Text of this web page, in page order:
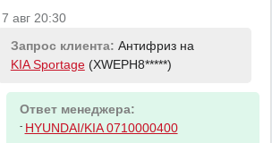
7 авг 20:30
Запрос клиента: Антифриз на
KIA Sportage(XWEPH8*****)
Ответ менеджера:
- HYUNDAI/KIA 0710000400